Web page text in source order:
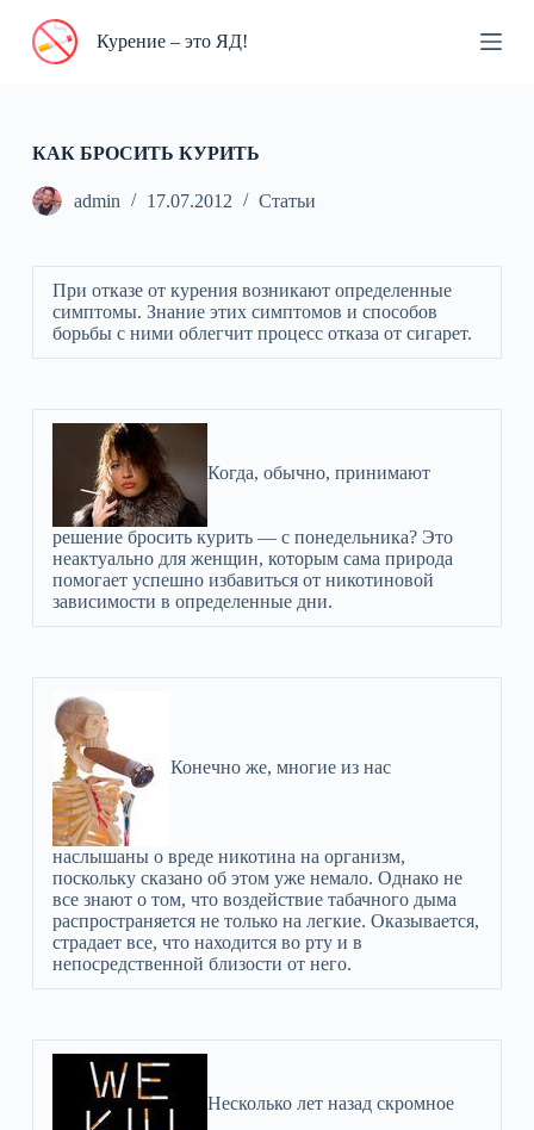
П
и
Курение – это ЯД!
КАК БРОСИТЬ КУРИТЬ
admin 17.07.2012 Статьи
При отказе от курения возникают определенные
симптомы. Знание этих симптомов и способов
борьбы с ними облегчит процесс отказа от сигарет.
Когда, обычно, принимают
решение бросить курить — c понедельника? Это
неактуально для женщин, которым сама природа
помогает успешно избавиться от никотиновой
зависимости в определенные дни.
Конечно же, многие из нас
наслышаны о вреде никотина на организм,
поскольку сказано об этом уже немало. Однако не
все знают о том, что воздействие табачного дыма
распространяется не только на легкие. Оказывается,
страдает все, что находится во рту и в
непосредственной близости от него.
Несколько лет назад скромное